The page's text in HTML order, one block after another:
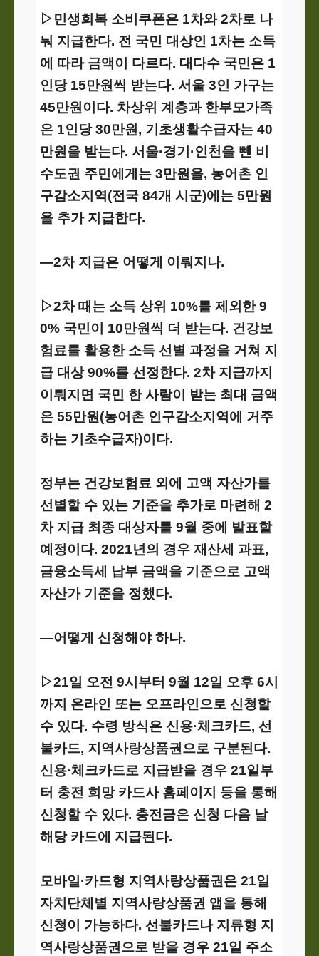
▷민생회복 소비쿠폰은 1차와 2차로 나
눠 지급한다. 전 국민 대상인 1차는 소득
에 따라 금액이 다르다. 대다수 국민은 1
인당 15만원씩 받는다. 서울 3인 가구는
45만원이다. 차상위 계층과 한부모가족
은 1인당 30만원, 기초생활수급자는 40
만원을 받는다. 서울·경기·인천을 뺀 비
수도권 주민에게는 3만원을, 농어촌 인
구감소지역(전국 84개 시군)에는 5만원
을 추가 지급한다.
―2차 지급은 어떻게 이뤄지나.
▷2차 때는 소득 상위 10%를 제외한 9
0% 국민이 10만원씩 더 받는다. 건강보
험료를 활용한 소득 선별 과정을 거쳐 지
급 대상 90%를 선정한다. 2차 지급까지
이뤄지면 국민 한 사람이 받는 최대 금액
은 55만원(농어촌 인구감소지역에 거주
하는 기초수급자)이다.
정부는 건강보험료 외에 고액 자산가를
선별할 수 있는 기준을 추가로 마련해 2
차 지급 최종 대상자를 9월 중에 발표할
예정이다. 2021년의 경우 재산세 과표,
금융소득세 납부 금액을 기준으로 고액
자산가 기준을 정했다.
―어떻게 신청해야 하나.
▷21일 오전 9시부터 9월 12일 오후 6시
까지 온라인 또는 오프라인으로 신청할
수 있다. 수령 방식은 신용·체크카드, 선
불카드, 지역사랑상품권으로 구분된다.
신용·체크카드로 지급받을 경우 21일부
터 충전 희망 카드사 홈페이지 등을 통해
신청할 수 있다. 충전금은 신청 다음 날
해당 카드에 지급된다.
모바일·카드형 지역사랑상품권은 21일
자치단체별 지역사랑상품권 앱을 통해
신청이 가능하다. 선불카드나 지류형 지
역사랑상품권으로 받을 경우 21일 주소